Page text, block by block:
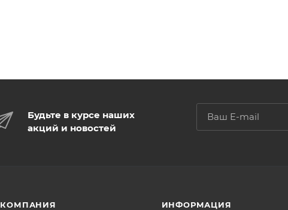
Будьте в курсе наших
акций и новостей
КОМПАНИЯ ИНФОРМАЦИЯ